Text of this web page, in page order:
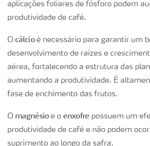
aplicações foliares de fósforo podem
produtividade de café.
O cálcioé necessário para garantir um
desenvolvimento de raízes e
aérea, fortalecendo a estrutura das
aumentando a produtividade. É
fase de enchimento das frutos.
O magnésioe oenxofrepossuem um
produtividade de café e não podem
suprimento ao longo da safra.